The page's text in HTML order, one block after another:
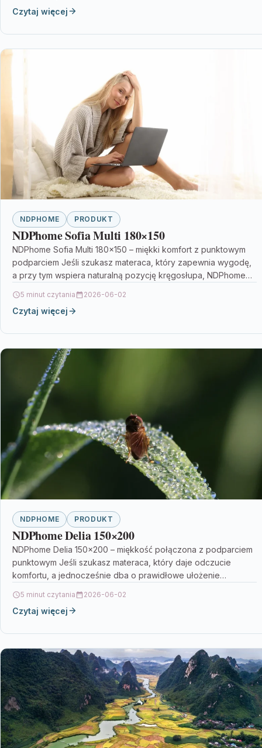
Czytaj więcej
NDPHOME PRODUKT
NDPhome Sofia Multi 180×150
NDPhome Sofia Multi 180×150 – miękki komfort z punktowym
podparciem Jeśli szukasz materaca, który zapewnia wygodę,
a przy tym wspiera naturalną pozycję kręgosłupa, NDPhome…
5 minut czytania 2026-06-02
Czytaj więcej
NDPHOME PRODUKT
NDPhome Delia 150×200
NDPhome Delia 150×200 – miękkość połączona z podparciem
punktowym Jeśli szukasz materaca, który daje odczucie
komfortu, a jednocześnie dba o prawidłowe ułożenie
5 minut czytania 2026-06-02
Czytaj więcej